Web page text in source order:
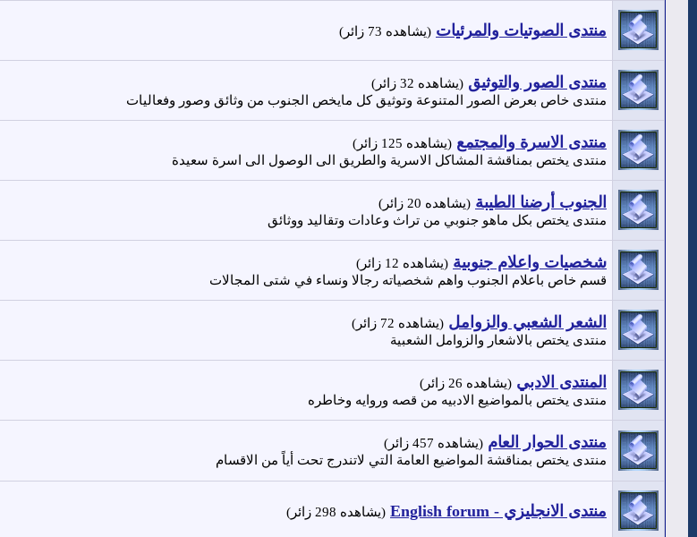
منتدى الصوتيات والمرئيات (يشاهده 73 زائر)
منتدى الصور والتوثيق (يشاهده 32 زائر)
منتدى خاص بعرض الصور المتنوعة وتوثيق كل مايخص الجنوب من وثائق وصور وفعاليات
منتدى الاسرة والمجتمع (يشاهده 125 زائر)
منتدى يختص بمناقشة المشاكل الاسرية والطريق الى الوصول الى اسرة سعيدة
الجنوب أرضنا الطيبة (يشاهده 20 زائر)
منتدى يختص بكل ماهو جنوبي من تراث وعادات وتقاليد ووثائق
شخصيات واعلام جنوبية (يشاهده 12 زائر)
قسم خاص باعلام الجنوب واهم شخصياته رجالا ونساء في شتى المجالات
الشعر الشعبي والزوامل (يشاهده 72 زائر)
منتدى يختص بالاشعار والزوامل الشعبية
المنتدى الادبي (يشاهده 26 زائر)
منتدى يختص بالمواضيع الادبيه من قصه وروايه وخاطره
منتدى الحوار العام (يشاهده 457 زائر)
منتدى يختص بمناقشة المواضيع العامة التي لاتندرج تحت أياً من الاقسام
منتدى الانجليزي - English forum (يشاهده 298 زائر)